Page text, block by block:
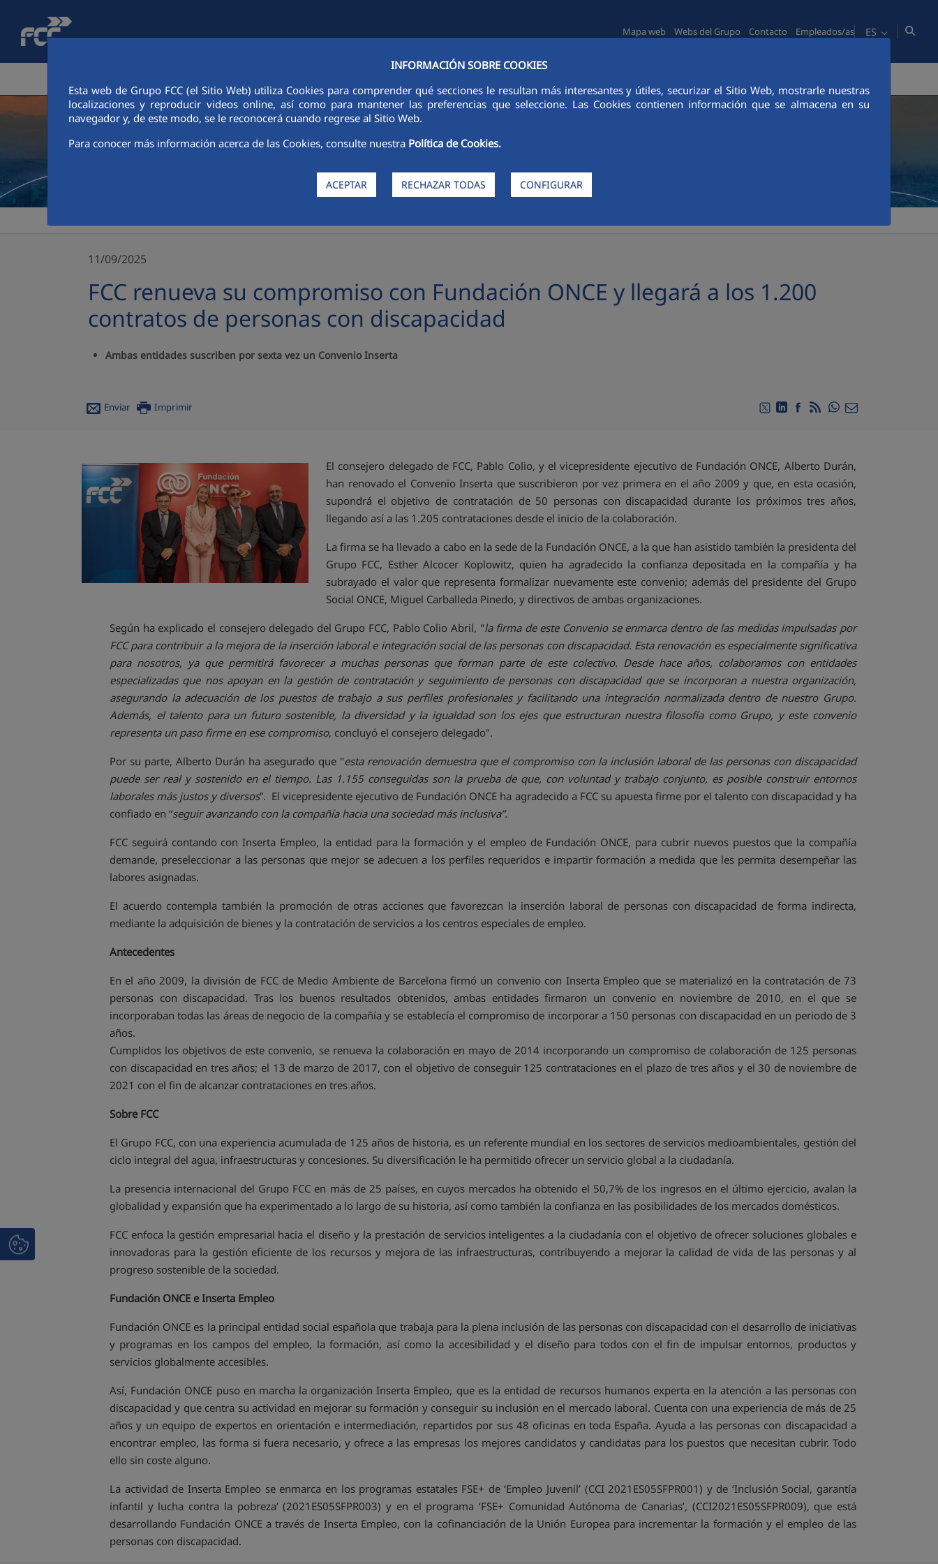
Saltar al contenido principal
INFORMACIÓN SOBRE COOKIES
Esta web de Grupo FCC (el Sitio Web) utiliza Cookies para comprender qué secciones le resultan más interesantes y útiles, securizar el Sitio Web, mostrarle nuestras
localizaciones y reproducir videos online, así como para mantener las preferencias que seleccione. Las Cookies contienen información que se almacena en su
navegador y, de este modo, se le reconocerá cuando regrese al Sitio Web.
Para conocer más información acerca de las Cookies, consulte nuestra Política de Cookies.
ACEPTAR RECHAZAR TODAS CONFIGURAR
Mapa web Webs del Grupo Contacto Empleados/as ES
11/09/2025
FCC renueva su compromiso con Fundación ONCE y llegará a los 1.200
contratos de personas con discapacidad
Ambas entidades suscriben por sexta vez un Convenio Inserta
Enviar Imprimir Compartir en Twitter
Compartir en Linkedin
Compartir en Facebook
RSSCompartir en
El consejero delegado de FCC, Pablo Colio, y el vicepresidente ejecutivo de Fundación ONCE, Alberto Durán,
han renovado el Convenio Inserta que suscribieron por vez primera en el año 2009 y que, en esta ocasión,
supondrá el objetivo de contratación de 50 personas con discapacidad durante los próximos tres años,
llegando así a las 1.205 contrataciones desde el inicio de la colaboración.
La firma se ha llevado a cabo en la sede de la Fundación ONCE, a la que han asistido también la presidenta del
Grupo FCC, Esther Alcocer Koplowitz, quien ha agradecido la confianza depositada en la compañía y ha
subrayado el valor que representa formalizar nuevamente este convenio; además del presidente del Grupo
Social ONCE, Miguel Carballeda Pinedo, y directivos de ambas organizaciones.
Según ha explicado el consejero delegado del Grupo FCC, Pablo Colio Abril, "la firma de este Convenio se enmarca dentro de las medidas impulsadas por
FCC para contribuir a la mejora de la inserción laboral e integración social de las personas con discapacidad. Esta renovación es especialmente significativa
para nosotros, ya que permitirá favorecer a muchas personas que forman parte de este colectivo. Desde hace años, colaboramos con entidades
especializadas que nos apoyan en la gestión de contratación y seguimiento de personas con discapacidad que se incorporan a nuestra organización,
asegurando la adecuación de los puestos de trabajo a sus perfiles profesionales y facilitando una integración normalizada dentro de nuestro Grupo.
Además, el talento para un futuro sostenible, la diversidad y la igualdad son los ejes que estructuran nuestra filosofía como Grupo, y este convenio
representa un paso firme en ese compromiso, concluyó el consejero delegado".
Por su parte, Alberto Durán ha asegurado que "esta renovación demuestra que el compromiso con la inclusión laboral de las personas con discapacidad
puede ser real y sostenido en el tiempo. Las 1.155 conseguidas son la prueba de que, con voluntad y trabajo conjunto, es posible construir entornos
laborales más justos y diversos”. El vicepresidente ejecutivo de Fundación ONCE ha agradecido a FCC su apuesta firme por el talento con discapacidad y ha
confiado en “seguir avanzando con la compañía hacia una sociedad más inclusiva”.
FCC seguirá contando con Inserta Empleo, la entidad para la formación y el empleo de Fundación ONCE, para cubrir nuevos puestos que la compañía
demande, preseleccionar a las personas que mejor se adecuen a los perfiles requeridos e impartir formación a medida que les permita desempeñar las
labores asignadas.
El acuerdo contempla también la promoción de otras acciones que favorezcan la inserción laboral de personas con discapacidad de forma indirecta,
mediante la adquisición de bienes y la contratación de servicios a los centros especiales de empleo.
Antecedentes
En el año 2009, la división de FCC de Medio Ambiente de Barcelona firmó un convenio con Inserta Empleo que se materializó en la contratación de 73
personas con discapacidad. Tras los buenos resultados obtenidos, ambas entidades firmaron un convenio en noviembre de 2010, en el que se
incorporaban todas las áreas de negocio de la compañía y se establecía el compromiso de incorporar a 150 personas con discapacidad en un periodo de 3
años.
Cumplidos los objetivos de este convenio, se renueva la colaboración en mayo de 2014 incorporando un compromiso de colaboración de 125 personas
con discapacidad en tres años; el 13 de marzo de 2017, con el objetivo de conseguir 125 contrataciones en el plazo de tres años y el 30 de noviembre de
2021 con el fin de alcanzar contrataciones en tres años.
Sobre FCC
El Grupo FCC, con una experiencia acumulada de 125 años de historia, es un referente mundial en los sectores de servicios medioambientales, gestión del
ciclo integral del agua, infraestructuras y concesiones. Su diversificación le ha permitido ofrecer un servicio global a la ciudadanía.
La presencia internacional del Grupo FCC en más de 25 países, en cuyos mercados ha obtenido el 50,7% de los ingresos en el último ejercicio, avalan la
globalidad y expansión que ha experimentado a lo largo de su historia, así como también la confianza en las posibilidades de los mercados domésticos.
FCC enfoca la gestión empresarial hacia el diseño y la prestación de servicios inteligentes a la ciudadanía con el objetivo de ofrecer soluciones globales e
innovadoras para la gestión eficiente de los recursos y mejora de las infraestructuras, contribuyendo a mejorar la calidad de vida de las personas y al
progreso sostenible de la sociedad.
Fundación ONCE e Inserta Empleo
Fundación ONCE es la principal entidad social española que trabaja para la plena inclusión de las personas con discapacidad con el desarrollo de iniciativas
y programas en los campos del empleo, la formación, así como la accesibilidad y el diseño para todos con el fin de impulsar entornos, productos y
servicios globalmente accesibles.
Así, Fundación ONCE puso en marcha la organización Inserta Empleo, que es la entidad de recursos humanos experta en la atención a las personas con
discapacidad y que centra su actividad en mejorar su formación y conseguir su inclusión en el mercado laboral. Cuenta con una experiencia de más de 25
años y un equipo de expertos en orientación e intermediación, repartidos por sus 48 oficinas en toda España. Ayuda a las personas con discapacidad a
encontrar empleo, las forma si fuera necesario, y ofrece a las empresas los mejores candidatos y candidatas para los puestos que necesitan cubrir. Todo
ello sin coste alguno.
La actividad de Inserta Empleo se enmarca en los programas estatales FSE+ de ‘Empleo Juvenil’ (CCI 2021ES05SFPR001) y de ‘Inclusión Social, garantía
infantil y lucha contra la pobreza’ (2021ES05SFPR003) y en el programa ‘FSE+ Comunidad Autónoma de Canarias’, (CCI2021ES05SFPR009), que está
desarrollando Fundación ONCE a través de Inserta Empleo, con la cofinanciación de la Unión Europea para incrementar la formación y el empleo de las
personas con discapacidad.